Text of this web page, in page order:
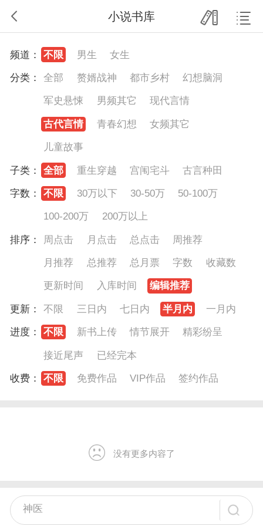
小说书库
频道： 不限 男生
女生
分类：
全部 赘婿战神 都市乡村
幻想脑洞
军史悬悚
男频其它
现代言情
古代言情
青春幻想
女频其它
儿童故事
子类：
全部 重生穿越 宫闱宅斗
古言种田
字数：
不限 30万以下 30-50万
50-100万
100-200万
200万以上
排序：
周点击 月点击 总点击
周推荐
月推荐
总推荐 总月票 字数
收藏数
更新时间
入库时间
编辑推荐
更新：
不限 三日内 七日内 半月内
一月内
进度：
不限 新书上传 情节展开
精彩纷呈
接近尾声
已经完本
收费：
不限 免费作品 VIP作品 签约作品
没有更多内容了